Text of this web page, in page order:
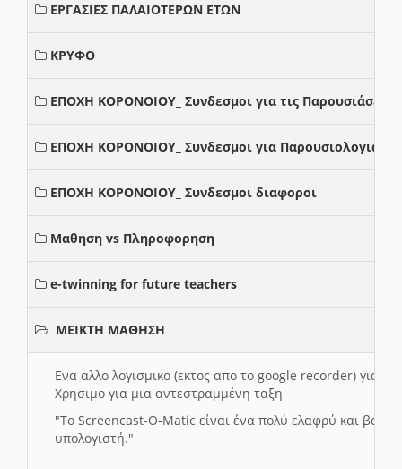
ΕΡΓΑΣΙΕΣ ΠΑΛΑΙΟΤΕΡΩΝ ΕΤΩΝ
ΚΡΥΦΟ
ΕΠΟΧΗ ΚΟΡΟΝΟΙΟΥ_ Συνδεσμοι για τις Παρουσιάσεις
ΕΠΟΧΗ ΚΟΡΟΝΟΙΟΥ_ Συνδεσμοι για Παρουσιολογια
ΕΠΟΧΗ ΚΟΡΟΝΟΙΟΥ_ Συνδεσμοι διαφοροι
Μαθηση vs Πληροφορηση
e-twinning for future teachers
ΜΕΙΚΤΗ ΜΑΘΗΣΗ
Ενα αλλο λογισμικο (εκτος απο το google recorder) για
Χρησιμο για μια αντεστραμμένη ταξη
"To Screencast-O-Matic είναι ένα πολύ ελαφρύ και
υπολογιστή."